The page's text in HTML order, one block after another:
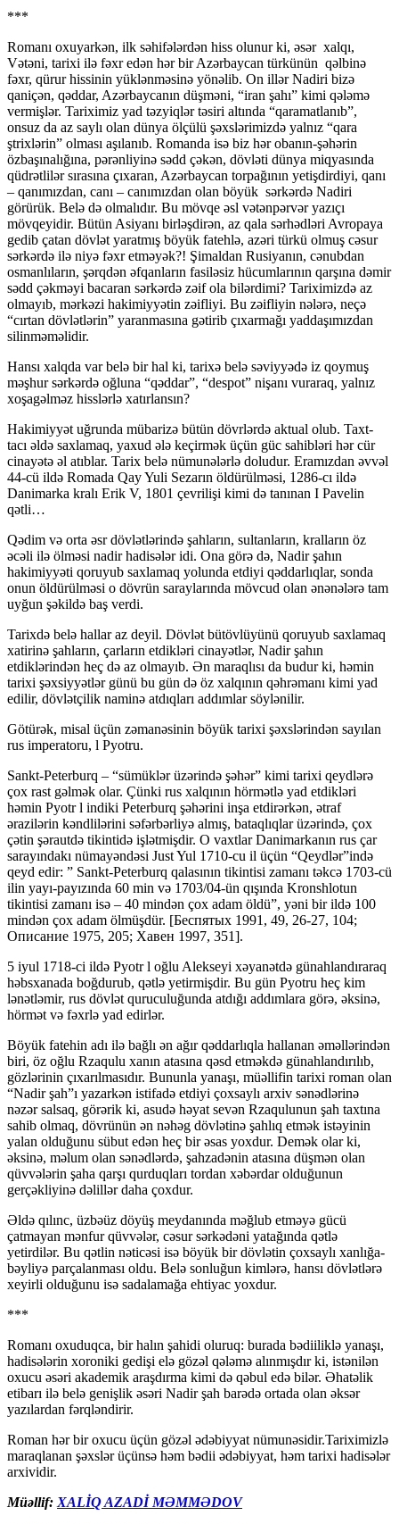
***
Romanı oxuyarkən, ilk səhifələrdən hiss olunur ki, əsər xalqı,
Vətəni, tarixi ilə fəxr edən hər bir Azərbaycan türkünün qəlbinə
fəxr, qürur hissinin yüklənməsinə yönəlib. On illər Nadiri bizə
qaniçən, qəddar, Azərbaycanın düşməni, “iran şahı” kimi qələmə
vermişlər. Tariximiz yad təzyiqlər təsiri altında “qaramatlanıb”,
onsuz da az saylı olan dünya ölçülü şəxslərimizdə yalnız “qara
ştrixlərin” olması aşılanıb. Romanda isə biz hər obanın-şəhərin
özbaşınalığına, pərənliyinə sədd çəkən, dövləti dünya miqyasında
qüdrətlilər sırasına çıxaran, Azərbaycan torpağının yetişdirdiyi, qanı
– qanımızdan, canı – canımızdan olan böyük sərkərdə Nadiri
görürük. Belə də olmalıdır. Bu mövqe əsl vətənpərvər yazıçı
mövqeyidir. Bütün Asiyanı birləşdirən, az qala sərhədləri Avropaya
gedib çatan dövlət yaratmış böyük fatehlə, azəri türkü olmuş cəsur
sərkərdə ilə niyə fəxr etməyək?! Şimaldan Rusiyanın, cənubdan
osmanlıların, şərqdən əfqanların fasiləsiz hücumlarının qarşına dəmir
sədd çəkməyi bacaran sərkərdə zəif ola bilərdimi? Tariximizdə az
olmayıb, mərkəzi hakimiyyətin zəifliyi. Bu zəifliyin nələrə, neçə
“cırtan dövlətlərin” yaranmasına gətirib çıxarmağı yaddaşımızdan
silinməməlidir.
Hansı xalqda var belə bir hal ki, tarixə belə səviyyədə iz qoymuş
məşhur sərkərdə oğluna “qəddar”, “despot” nişanı vuraraq, yalnız
xoşagəlməz hisslərlə xatırlansın?
Hakimiyyət uğrunda mübarizə bütün dövrlərdə aktual olub. Taxt-
tacı əldə saxlamaq, yaxud ələ keçirmək üçün güc sahibləri hər cür
cinayətə əl atıblar. Tarix belə nümunələrlə doludur. Eramızdan əvvəl
44-cü ildə Romada Qay Yuli Sezarın öldürülməsi, 1286-cı ildə
Danimarka kralı Erik V, 1801 çevrilişi kimi də tanınan I Pavelin
qətli…
Qədim və orta əsr dövlətlərində şahların, sultanların, kralların öz
əcəli ilə ölməsi nadir hadisələr idi. Ona görə də, Nadir şahın
hakimiyyəti qoruyub saxlamaq yolunda etdiyi qəddarlıqlar, sonda
onun öldürülməsi o dövrün saraylarında mövcud olan ənənələrə tam
uyğun şəkildə baş verdi.
Tarixdə belə hallar az deyil. Dövlət bütövlüyünü qoruyub saxlamaq
xatirinə şahların, çarların etdikləri cinayətlər, Nadir şahın
etdiklərindən heç də az olmayıb. Ən maraqlısı da budur ki, həmin
tarixi şəxsiyyətlər günü bu gün də öz xalqının qəhrəmanı kimi yad
edilir, dövlətçilik naminə atdıqları addımlar söylənilir.
Götürək, misal üçün zəmanəsinin böyük tarixi şəxslərindən sayılan
rus imperatoru, l Pyotru.
Sankt-Peterburq – “sümüklər üzərində şəhər” kimi tarixi qeydlərə
çox rast gəlmək olar. Çünki rus xalqının hörmətlə yad etdikləri
həmin Pyotr l indiki Peterburq şəhərini inşa etdirərkən, ətraf
ərazilərin kəndlilərini səfərbərliyə almış, bataqlıqlar üzərində, çox
çətin şərautdə tikintidə işlətmişdir. O vaxtlar Danimarkanın rus çar
sarayındakı nümayəndəsi Just Yul 1710-cu il üçün “Qeydlər”ində
qeyd edir: ” Sankt-Peterburq qalasının tikintisi zamanı təkcə 1703-cü
ilin yayı-payızında 60 min və 1703/04-ün qışında Kronshlotun
tikintisi zamanı isə – 40 mindən çox adam öldü”, yəni bir ildə 100
mindən çox adam ölmüşdür. [Беспятых 1991, 49, 26-27, 104;
Описание 1975, 205; Хавен 1997, 351].
5 iyul 1718-ci ildə Pyotr l oğlu Alekseyi xəyanətdə günahlandıraraq
həbsxanada boğdurub, qətlə yetirmişdir. Bu gün Pyotru heç kim
lənətləmir, rus dövlət quruculuğunda atdığı addımlara görə, əksinə,
hörmət və fəxrlə yad edirlər.
Böyük fatehin adı ilə bağlı ən ağır qəddarlıqla hallanan əməllərindən
biri, öz oğlu Rzaqulu xanın atasına qəsd etməkdə günahlandırılıb,
gözlərinin çıxarılmasıdır. Bununla yanaşı, müəllifin tarixi roman olan
“Nadir şah”ı yazarkən istifadə etdiyi çoxsaylı arxiv sənədlərinə
nəzər salsaq, görərik ki, asudə həyat sevən Rzaqulunun şah taxtına
sahib olmaq, dövrünün ən nəhəg dövlətinə şahlıq etmək istəyinin
yalan olduğunu sübut edən heç bir əsas yoxdur. Demək olar ki,
əksinə, məlum olan sənədlərdə, şahzadənin atasına düşmən olan
qüvvələrin şaha qarşı qurduqları tordan xəbərdar olduğunun
gerçəkliyinə dəlillər daha çoxdur.
Əldə qılınc, üzbəüz döyüş meydanında məğlub etməyə gücü
çatmayan mənfur qüvvələr, cəsur sərkədəni yatağında qətlə
yetirdilər. Bu qətlin nəticəsi isə böyük bir dövlətin çoxsaylı xanlığa-
bəyliyə parçalanması oldu. Belə sonluğun kimlərə, hansı dövlətlərə
xeyirli olduğunu isə sadalamağa ehtiyac yoxdur.
***
Romanı oxuduqca, bir halın şahidi oluruq: burada bədiiliklə yanaşı,
hadisələrin xoroniki gedişi elə gözəl qələmə alınmışdır ki, istənilən
oxucu əsəri akademik araşdırma kimi də qəbul edə bilər. Əhatəlik
etibarı ilə belə genişlik əsəri Nadir şah barədə ortada olan əksər
yazılardan fərqləndirir.
Roman hər bir oxucu üçün gözəl ədəbiyyat nümunəsidir.Tariximizlə
maraqlanan şəxslər üçünsə həm bədii ədəbiyyat, həm tarixi hadisələr
arxividir.
Müəllif: XALİQ AZADİ MƏMMƏDOV